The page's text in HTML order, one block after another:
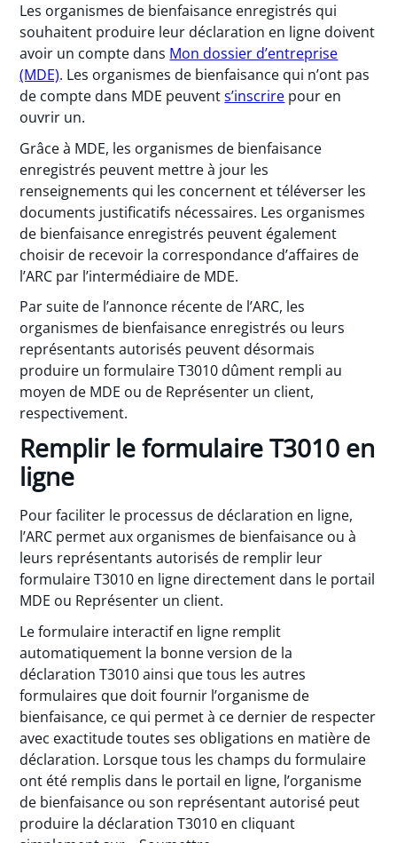
Les organismes de bienfaisance enregistrés qui
souhaitent produire leur déclaration en ligne doivent
avoir un compte dans Mon dossier d’entreprise
(MDE). Les organismes de bienfaisance qui n’ont pas
de compte dans MDE peuvents’inscrire pour en
ouvrir un.
Grâce à MDE, les organismes de bienfaisance
enregistrés peuvent mettre à jour les
renseignements qui les concernent et téléverser les
documents justificatifs nécessaires. Les organismes
de bienfaisance enregistrés peuvent également
choisir de recevoir la correspondance d’affaires de
l’ARC par l’intermédiaire de MDE.
Par suite de l’annonce récente de l’ARC, les
organismes de bienfaisance enregistrés ou leurs
représentants autorisés peuvent désormais
produire un formulaire T3010 dûment rempli au
moyen de MDE ou de Représenter un client,
respectivement.
Remplir le formulaire T3010 en
ligne
Pour faciliter le processus de déclaration en ligne,
l’ARC permet aux organismes de bienfaisance ou à
leurs représentants autorisés de remplir leur
formulaire T3010 en ligne directement dans le portail
MDE ou Représenter un client.
Le formulaire interactif en ligne remplit
automatiquement la bonne version de la
déclaration T3010 ainsi que tous les autres
formulaires que doit fournir l’organisme de
bienfaisance, ce qui permet à ce dernier de respecter
avec exactitude toutes ses obligations en matière de
déclaration. Lorsque tous les champs du formulaire
ont été remplis dans le portail en ligne, l’organisme
de bienfaisance ou son représentant autorisé peut
produire la déclaration T3010 en cliquant